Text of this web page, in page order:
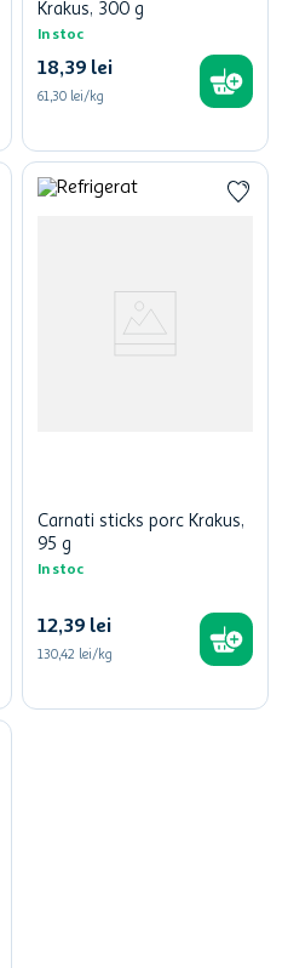
Krakus, 300 g
In stoc
18,39 lei
61,30 lei/kg
Carnati sticks porc Krakus,
95 g
In stoc
12,39 lei
130,42 lei/kg